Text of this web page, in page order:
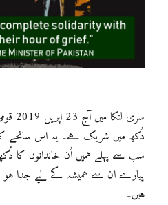
سری
دُکھ میں شریک ہے۔ یہ اس سانحے
سب سے پہلے ہمیں اُن خاندانوں کا
پیارے ان سے ہمیشہ کے لیے جدا ہو
ہیں۔